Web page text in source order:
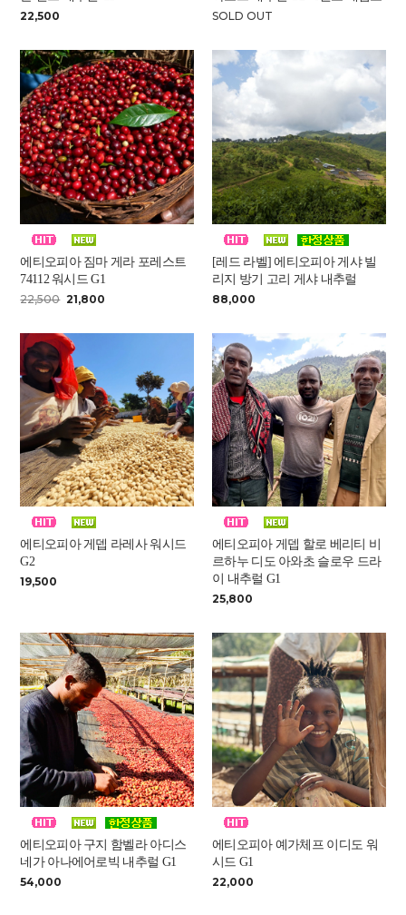
22,500
SOLD OUT
에티오피아 짐마 게라 포레스트
74112 워시드 G1
22,500 21,800
[레드 라벨] 에티오피아 게샤 빌
리지 방기 고리 게샤 내추럴
88,000
에티오피아 게뎁 라레사 워시드
G2
19,500
에티오피아 게뎁 할로 베리티 비
르하누 디도 아와초 슬로우 드라
이 내추럴 G1
25,800
에티오피아 구지 함벨라 아디스
네가 아나에어로빅 내추럴 G1
54,000
에티오피아 예가체프 이디도 워
시드 G1
22,000